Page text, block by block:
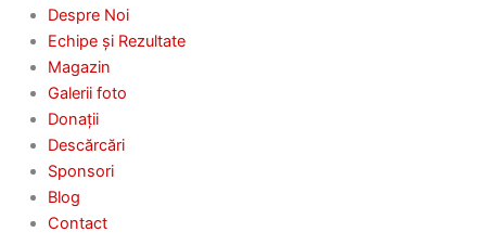
Despre Noi
Echipe și Rezultate
Magazin
Galerii foto
Donații
Descărcări
Sponsori
Blog
Contact